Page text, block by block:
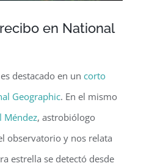
en National
es destacado en un corto
Geographic. En el mismo
Méndez, astrobiólogo
observatorio y nos relata
estrella se detectó desde